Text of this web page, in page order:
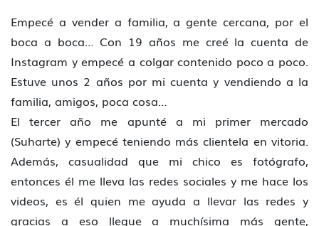
Empecé a vender a familia, a gente cercana, por el
boca a boca… Con 19 años me creé la cuenta de
Instagram y empecé a colgar contenido poco a poco.
Estuve unos 2 años por mi cuenta y vendiendo a la
familia, amigos, poca cosa…
El tercer año me apunté a mi primer mercado
(Suharte) y empecé teniendo más clientela en vitoria.
Además, casualidad que mi chico es fotógrafo,
entonces él me lleva las redes sociales y me hace los
videos, es él quien me ayuda a llevar las redes y
gracias a eso llegue a muchísima más gente,